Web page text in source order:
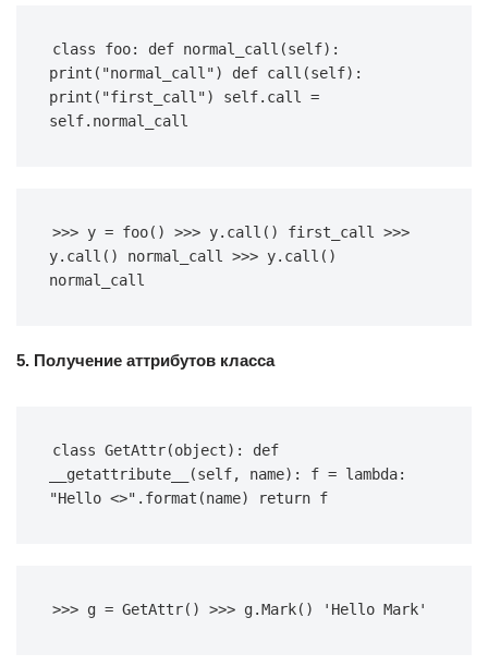
class foo: def normal_call(self):
print("normal_call") def call(self):
print("first_call") self.call =
self.normal_call
>>> y = foo() >>> y.call() first_call >>>
y.call() normal_call >>> y.call()
normal_call
5. Получение аттрибутов класса
class GetAttr(object): def
__getattribute__(self, name): f = lambda:
"Hello <>".format(name) return f
>>> g = GetAttr() >>> g.Mark() 'Hello Mark'